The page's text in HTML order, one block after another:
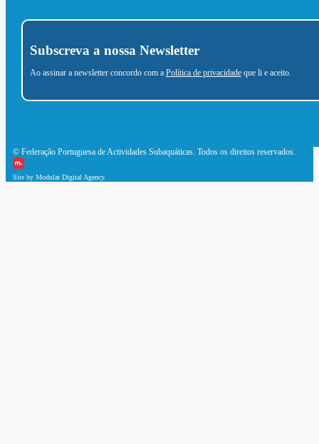
Subscreva a nossa Newsletter
Ao assinar a newsletter concordo com a Política de privacidadeque li e aceito.
© Federação Portuguesa de Actividades Subaquáticas. Todos os direitos reservados.
Site by Modular Digital Agency.